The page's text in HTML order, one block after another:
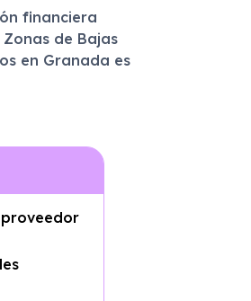
financiera
de Bajas
en Granada es